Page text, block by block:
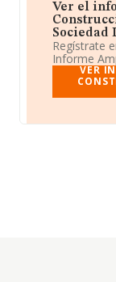
Ver el
Sociedad
Regístrate
Informe
VER